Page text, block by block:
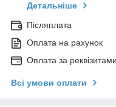
Детальніше
Післяплата
Оплата на рахунок
Оплата за реквізитами
Всі умови оплати